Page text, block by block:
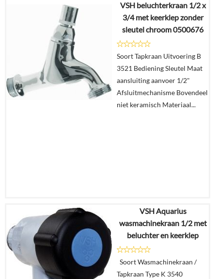
€27,55
€17,07
In
winkelmand
VSH beluchterkraan 1/2 x
3/4 met keerklep zonder
sleutel chroom 0500676
Soort Tapkraan Uitvoering B
3521 Bediening Sleutel Maat
aansluiting aanvoer 1/2"
Afsluitmechanisme Bovendeel
niet keramisch Materiaal...
€113,68
€61,43
VSH Aquarius
wasmachinekraan 1/2 met
beluchter en keerklep
Soort Wasmachinekraan /
Tapkraan Type K 3540